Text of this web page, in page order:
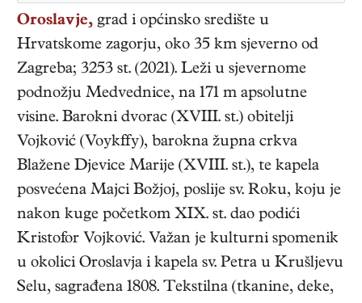
Oroslavje, grad i općinsko središte u
Hrvatskome zagorju, oko 35 km sjeverno od
Zagreba; 3253 st. (2021). Leži u sjevernome
podnožju Medvednice, na 171 m apsolutne
visine. Barokni dvorac (XVIII. st.) obitelji
Vojković (Voykffy), barokna župna crkva
Blažene Djevice Marije (XVIII. st.), te kapela
posvećena Majci Božjoj, poslije sv. Roku, koju je
nakon kuge početkom XIX. st. dao podići
Kristofor Vojković. Važan je kulturni spomenik
u okolici Oroslavja i kapela sv. Petra u Krušljevu
Selu, sagrađena 1808. Tekstilna (tkanine, deke,